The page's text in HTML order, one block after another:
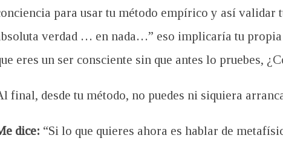
para usar tu método empírico y así validar
verdad … en nada…” eso implicaría tu
eres un ser consciente sin que antes lo pruebes,
final, desde tu método, no puedes ni siquiera
dice: “Si lo que quieres ahora es hablar de